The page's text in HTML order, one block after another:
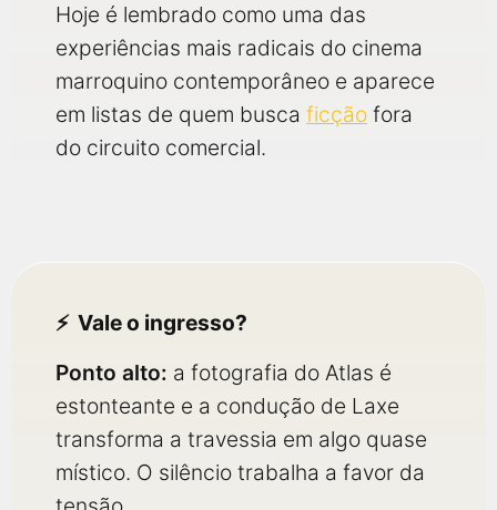
Hoje é lembrado como uma das
experiências mais radicais do cinema
marroquino contemporâneo e aparece
em listas de quem busca ficção fora
do circuito comercial.
Vale o ingresso?
Ponto alto: a fotografia do Atlas é
estonteante e a condução de Laxe
transforma a travessia em algo quase
místico. O silêncio trabalha a favor da